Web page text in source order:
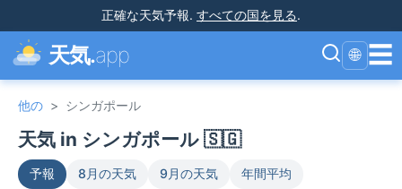
正確な天気予報. すべての国を見る.
天気.app 🌐 ☰
他の > シンガポール
天気 in シンガポール 🇸🇬
予報 8月の天気 9月の天気 年間平均